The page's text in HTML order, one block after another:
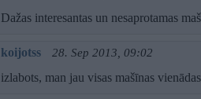
Dažas interesantas un nesaprotamas
koijotss 28. Sep 2013, 09:02
izlabots, man jau visas mašīnas